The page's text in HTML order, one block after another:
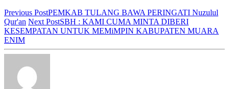
Previous PostPEMKAB TULANG BAWA PERINGATI Nuzulul
Qur'an Next PostSBH : KAMI CUMA MINTA DIBERI
KESEMPATAN UNTUK MEMiMPIN KABUPATEN MUARA
ENIM